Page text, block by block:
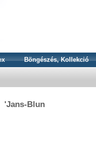
Böngészés, Kollekció
'Jans-Blun